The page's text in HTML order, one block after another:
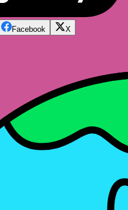
Facebook
X